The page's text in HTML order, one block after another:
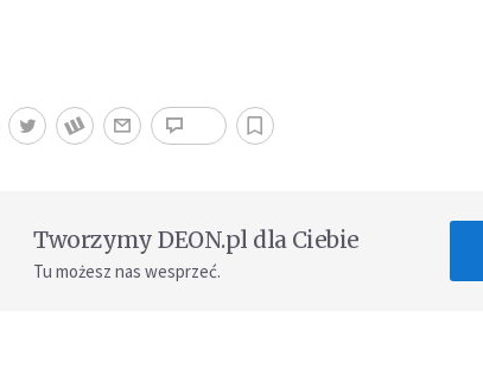
Tworzymy DEON.pl dla Ciebie
Tu możesz nas wesprzeć.